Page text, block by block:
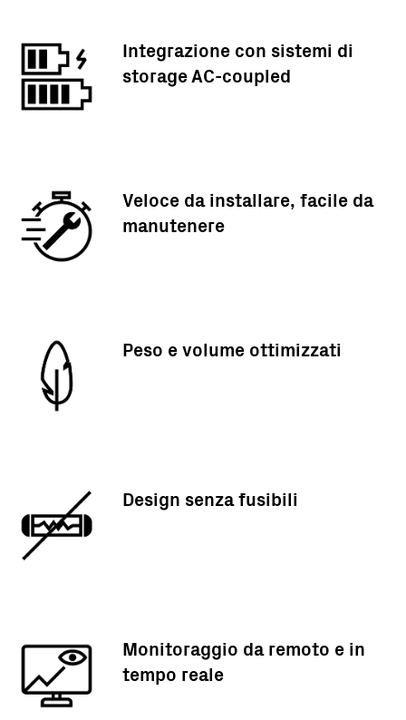
Integrazione con sistemi di
storage AC-coupled
Veloce da installare, facile da
manutenere
Peso e volume ottimizzati
Design senza fusibili
Monitoraggio da remoto e in
tempo reale